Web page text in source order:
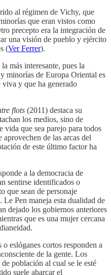
al régimen de Vichy, que
que eran vistos como
precepto era la integración de
una visión de pueblo y ejército
(Ver Ferrer).
más interesante, pues la
minorías de Europa Oriental es
viva y que ha generado
flots (2011) destaca su
los medios, sino de
que sea parejo para todos
de las arcas del
de este último factor ha
a la democracia de
sentirse identificados o
que sean de personaje
Pen maneja esta dualidad de
dejado los gobiernos anteriores
que es una mujer cercana
eslóganes cortos responden a
de la gente. Los
población al cual se le esté
suele abarcar el